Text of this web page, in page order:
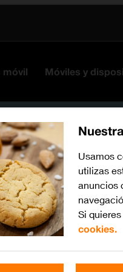
móvil Móviles y
watchOS 10
Usamos
utilizas
anuncios
Si
cookies.